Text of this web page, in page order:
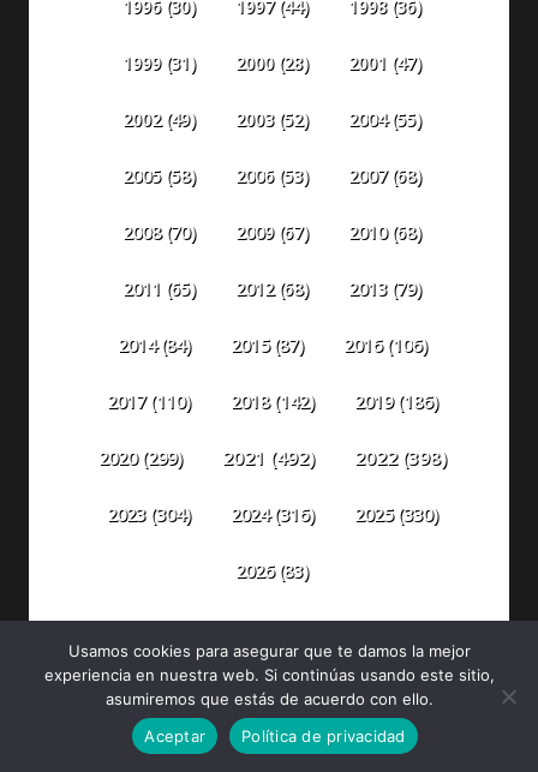
1996(30) 1997(44) 1998(36)
1999(31) 2000(28) 2001 (47)
2002(49) 2003(52) 2004(55)
2005(58) 2006(53) 2007(68)
2008(70) 2009(67) 2010(68)
2011 (65) 2012(68) 2013(79)
2014(84) 2015(87) 2016(106)
2017(110) 2018(142) 2019(186)
2020(299) 2021 (492) 2022(398)
2023(304) 2024(316) 2025(330)
2026(83)
Usamos cookies para asegurar que te damos la mejor
experiencia en nuestra web. Si continúas usando este sitio,
asumiremos que estás de acuerdo con ello.
Aceptar
Política de privacidad